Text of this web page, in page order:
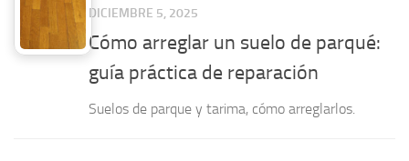
DICIEMBRE 5, 2025
Cómo arreglar un suelo de parqué:
guía práctica de reparación
Suelos de parque y tarima, cómo arreglarlos.